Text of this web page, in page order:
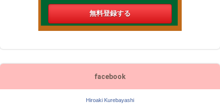
facebook
Hiroaki Kurebayashi